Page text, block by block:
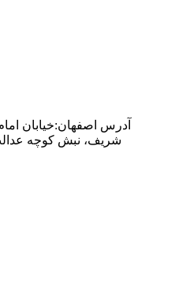
آدرس اصفهان:خیابان